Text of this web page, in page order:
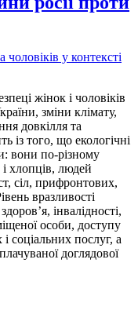
жінок і чоловіків
зміни клімату,
довкілля та
із того, що екологічні
вони по-різному
і хлопців, людей
сіл, прифронтових,
вразливості
інвалідності,
особи, доступу
соціальних послуг, а
доглядової